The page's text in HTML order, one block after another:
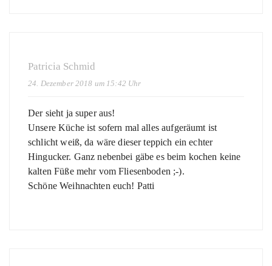
Patricia Schmid
24. Dezember 2018 um 15:42 Uhr
Der sieht ja super aus!
Unsere Küche ist sofern mal alles aufgeräumt ist
schlicht weiß, da wäre dieser teppich ein echter
Hingucker. Ganz nebenbei gäbe es beim kochen keine
kalten Füße mehr vom Fliesenboden ;-).
Schöne Weihnachten euch! Patti